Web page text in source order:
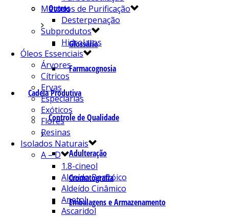
Outros
Glossário
Farmacognosia
Cadeia Produtiva
Controle de Qualidade
Adulteração
Cromatografia
Embalagens e Armazenamento
Métodos de Purificação
Desterpenação
Subprodutos
Hidrolatos
Óleos Essenciais
Árvores
Cítricos
Ervas
Especiarias
Exóticos
Flores
Resinas
Isolados Naturais
A – D
1.8-cineol
Aldeído Benzóico
Aldeído Cinâmico
Anetol
Ascaridol